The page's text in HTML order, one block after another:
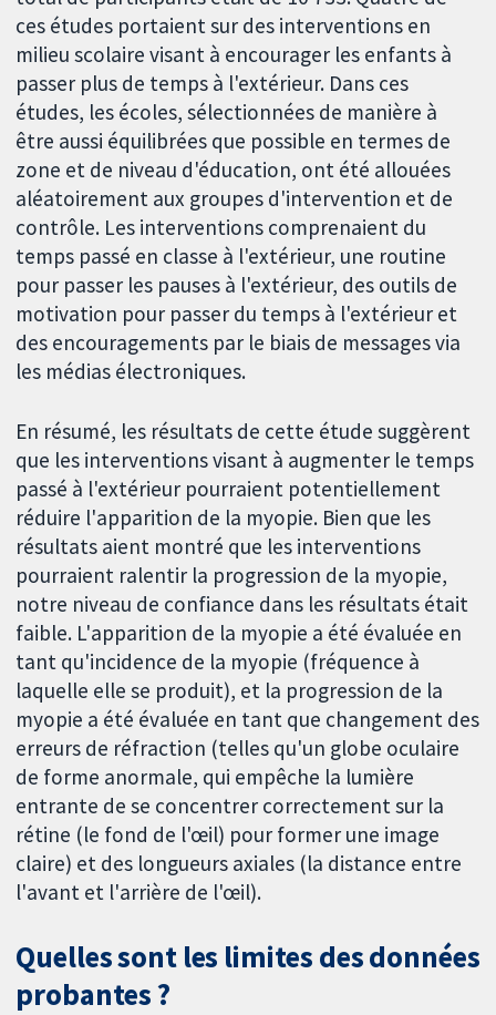
ces études portaient sur des interventions en
milieu scolaire visant à encourager les enfants à
passer plus de temps à l'extérieur. Dans ces
études, les écoles, sélectionnées de manière à
être aussi équilibrées que possible en termes de
zone et de niveau d'éducation, ont été allouées
aléatoirement aux groupes d'intervention et de
contrôle. Les interventions comprenaient du
temps passé en classe à l'extérieur, une routine
pour passer les pauses à l'extérieur, des outils de
motivation pour passer du temps à l'extérieur et
des encouragements par le biais de messages via
les médias électroniques.
En résumé, les résultats de cette étude suggèrent
que les interventions visant à augmenter le temps
passé à l'extérieur pourraient potentiellement
réduire l'apparition de la myopie. Bien que les
résultats aient montré que les interventions
pourraient ralentir la progression de la myopie,
notre niveau de confiance dans les résultats était
faible. L'apparition de la myopie a été évaluée en
tant qu'incidence de la myopie (fréquence à
laquelle elle se produit), et la progression de la
myopie a été évaluée en tant que changement des
erreurs de réfraction (telles qu'un globe oculaire
de forme anormale, qui empêche la lumière
entrante de se concentrer correctement sur la
rétine (le fond de l'œil) pour former une image
claire) et des longueurs axiales (la distance entre
l'avant et l'arrière de l'œil).
Quelles sont les limites des données
probantes ?